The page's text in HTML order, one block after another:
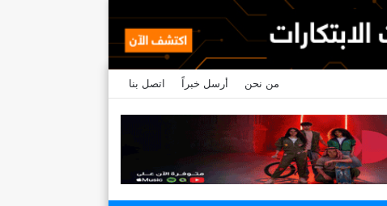
من نحن أرسل خبراً اتصل بنا